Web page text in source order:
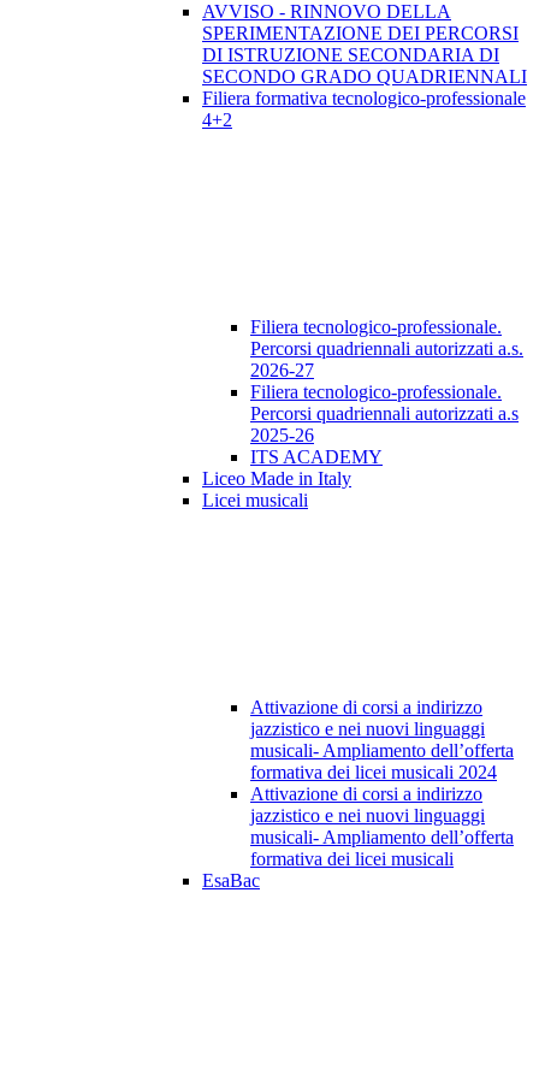
AVVISO - RINNOVO DELLA
SPERIMENTAZIONE DEI PERCORSI
DI ISTRUZIONE SECONDARIA DI
SECONDO GRADO QUADRIENNALI
Filiera formativa tecnologico-professionale
4+2
Filiera tecnologico-professionale.
Percorsi quadriennali autorizzati a.s.
2026-27
Filiera tecnologico-professionale.
Percorsi quadriennali autorizzati a.s
2025-26
ITS ACADEMY
Liceo Made in Italy
Licei musicali
Attivazione di corsi a indirizzo
jazzistico e nei nuovi linguaggi
musicali- Ampliamento dell’offerta
formativa dei licei musicali 2024
Attivazione di corsi a indirizzo
jazzistico e nei nuovi linguaggi
musicali- Ampliamento dell’offerta
formativa dei licei musicali
EsaBac